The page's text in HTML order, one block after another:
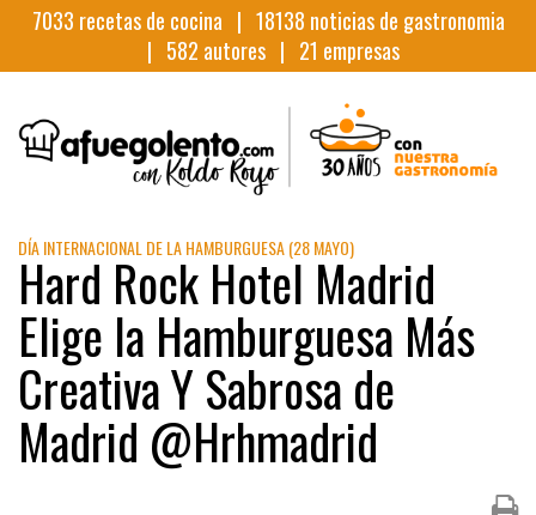
7033 recetas de cocina | 18138 noticias de gastronomia
| 582 autores | 21 empresas
DÍA INTERNACIONAL DE LA HAMBURGUESA (28 MAYO)
Hard Rock Hotel Madrid
Elige la Hamburguesa Más
Creativa Y Sabrosa de
Madrid @Hrhmadrid